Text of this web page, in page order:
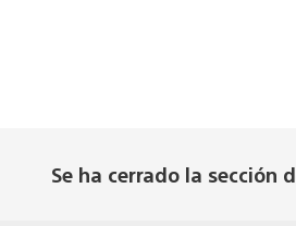
Se ha cerrado la sección